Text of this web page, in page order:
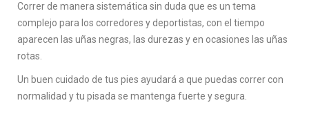
Correr de manera sistemática sin duda que es un tema
complejo para los corredores y deportistas, con el tiempo
aparecen las uñas negras, las durezas y en ocasiones las uñas
rotas.
Un buen cuidado de tus pies ayudará a que puedas correr con
normalidad y tu pisada se mantenga fuerte y segura.